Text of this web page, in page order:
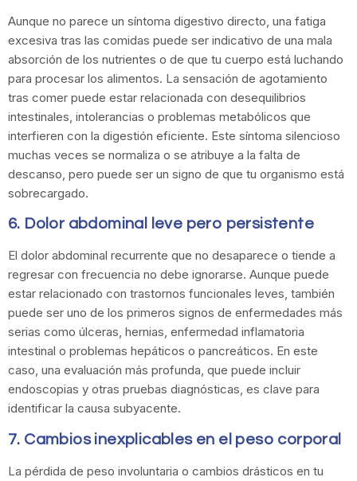
Aunque no parece un síntoma digestivo directo, una fatiga
excesiva tras las comidas puede ser indicativo de una mala
absorción de los nutrientes o de que tu cuerpo está luchando
para procesar los alimentos. La sensación de agotamiento
tras comer puede estar relacionada con desequilibrios
intestinales, intolerancias o problemas metabólicos que
interfieren con la digestión eficiente. Este síntoma silencioso
muchas veces se normaliza o se atribuye a la falta de
descanso, pero puede ser un signo de que tu organismo está
sobrecargado.
6. Dolor abdominal leve pero persistente
El dolor abdominal recurrente que no desaparece o tiende a
regresar con frecuencia no debe ignorarse. Aunque puede
estar relacionado con trastornos funcionales leves, también
puede ser uno de los primeros signos de enfermedades más
serias como úlceras, hernias, enfermedad inflamatoria
intestinal o problemas hepáticos o pancreáticos. En este
caso, una evaluación más profunda, que puede incluir
endoscopias y otras pruebas diagnósticas, es clave para
identificar la causa subyacente.
7. Cambios inexplicables en el peso corporal
La pérdida de peso involuntaria o cambios drásticos en tu